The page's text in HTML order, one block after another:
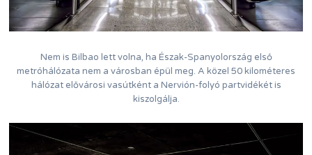
Nem is Bilbao lett volna, ha Észak-Spanyolország első
metróhálózata nem a városban épül meg. A közel 50 kilométeres
hálózat elővárosi vasútként a Nervión-folyó partvidékét is
kiszolgálja.